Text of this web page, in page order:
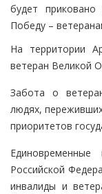
будет
Победу –
На территории
ветеран Великой
Забота о
людях,
приоритетов
Российской
инвалиды и